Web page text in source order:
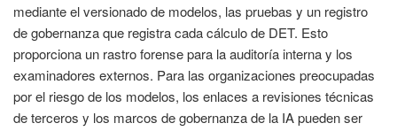
mediante el versionado de modelos, las pruebas y un registro
de gobernanza que registra cada cálculo de DET. Esto
proporciona un rastro forense para la auditoría interna y los
examinadores externos. Para las organizaciones preocupadas
por el riesgo de los modelos, los enlaces a revisiones técnicas
de terceros y los marcos de gobernanza de la IA pueden ser